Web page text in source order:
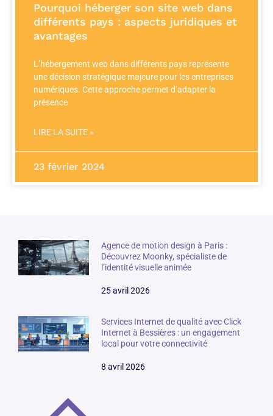
Pourquoi héberger son site web dans
différents pays : aspects juridiques et
avantages
L’hébergement web dans différents pays représente
une décision stratégique majeure pour les entreprises
numériques. Cette approche permet d’adapter la
présence
LIRE LA SUITE »
23 février 2024
Agence de motion design à Paris :
Découvrez Moonky, spécialiste de
l’identité visuelle animée
25 avril 2026
Services Internet de qualité avec Click
Internet à Bessières : un engagement
local pour votre connectivité
8 avril 2026